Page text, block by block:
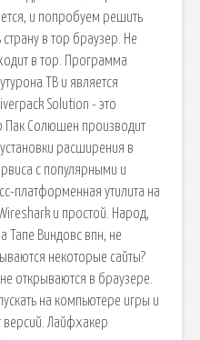
и попробуем решить
в тор браузер. Не
в тор. Программа
ТВ и является
Solution - это
Солюшен производит
расширения в
с популярными и
платформенная утилита на
и простой. Народ,
Тапе Виндовс впн, не
некоторые сайты?
открываются в браузере.
на компьютере игры и
Лайфхакер